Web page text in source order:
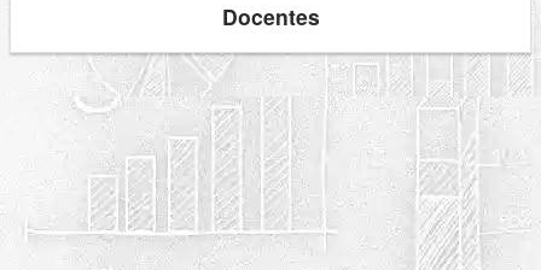
Docentes